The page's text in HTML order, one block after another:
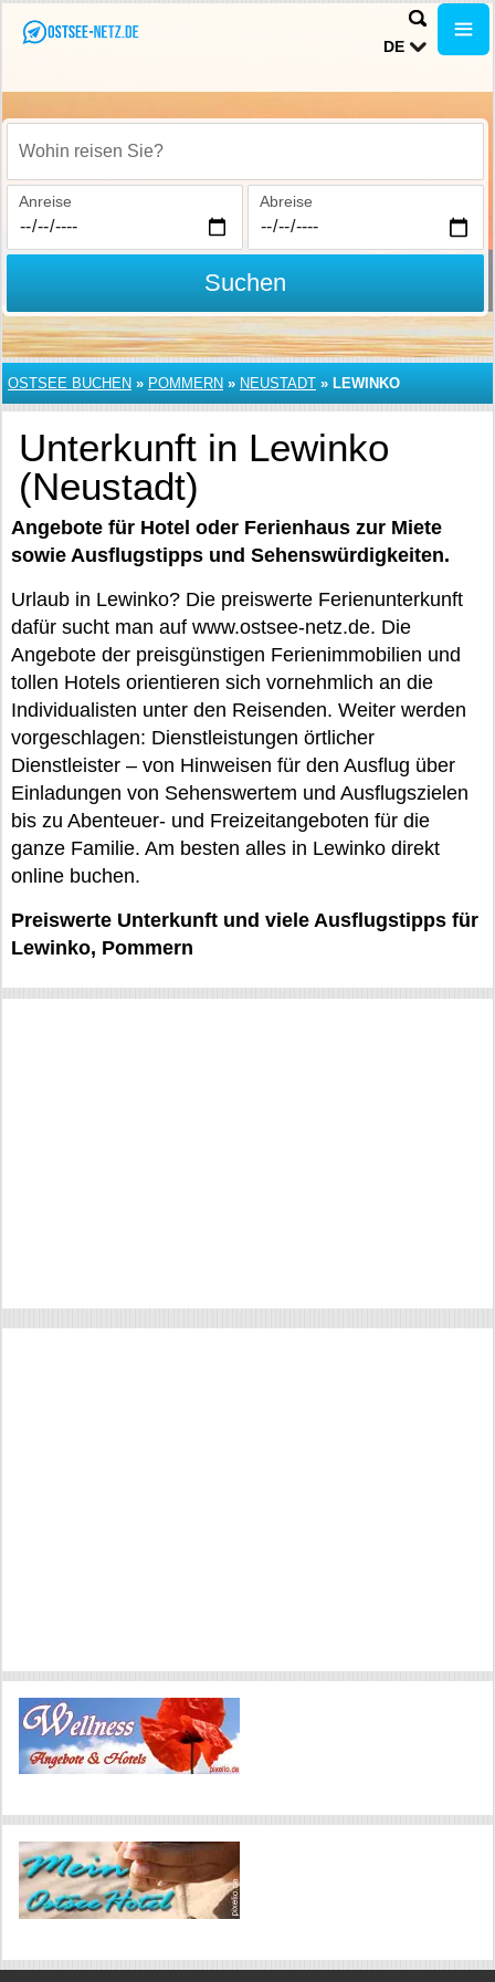
DE
Wohin reisen Sie?
Anreise Abreise
Suchen
OSTSEE BUCHEN » POMMERN » NEUSTADT » LEWINKO
Unterkunft in Lewinko
(Neustadt)
Angebote für Hotel oder Ferienhaus zur Miete
sowie Ausflugstipps und Sehenswürdigkeiten.
Urlaub in Lewinko? Die preiswerte Ferienunterkunft
dafür sucht man auf www.ostsee-netz.de. Die
Angebote der preisgünstigen Ferienimmobilien und
tollen Hotels orientieren sich vornehmlich an die
Individualisten unter den Reisenden. Weiter werden
vorgeschlagen: Dienstleistungen örtlicher
Dienstleister – von Hinweisen für den Ausflug über
Einladungen von Sehenswertem und Ausflugszielen
bis zu Abenteuer- und Freizeitangeboten für die
ganze Familie. Am besten alles in Lewinko direkt
online buchen.
Preiswerte Unterkunft und viele Ausflugstipps für
Lewinko, Pommern